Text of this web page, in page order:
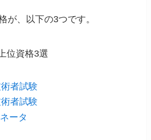
が、以下の3つです。
位資格3選
者試験
者試験
ータ